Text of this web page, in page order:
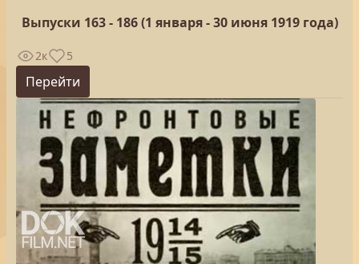
Выпуски 163 - 186 (1 января - 30 июня 1919 года)
2к 5
Перейти